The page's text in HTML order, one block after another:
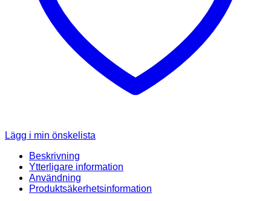
Lägg i min önskelista
Beskrivning
Ytterligare information
Användning
Produktsäkerhetsinformation